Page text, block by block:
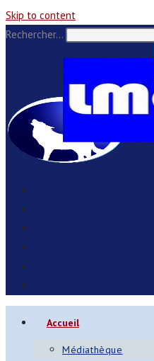
Skip to content
Rechercher…
Accueil
Médiathèque